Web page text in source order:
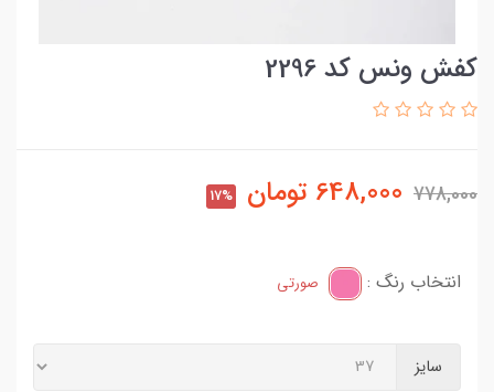
کفش ونس کد 2296
778,000
648,000 تومان 17%
انتخاب رنگ : صورتی
سایز